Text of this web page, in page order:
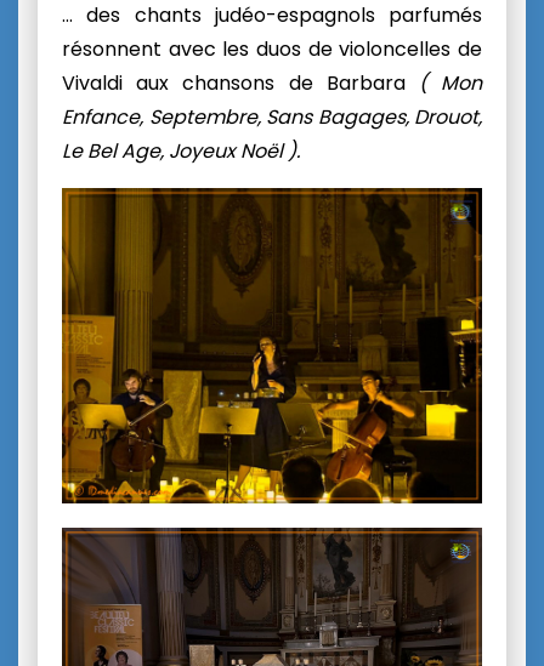
… des chants judéo-espagnols parfumés
résonnent avec les duos de violoncelles de
Vivaldi aux chansons de Barbara ( Mon
Enfance, Septembre, Sans Bagages, Drouot,
Le Bel Age, Joyeux Noël ).